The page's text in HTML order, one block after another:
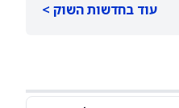
עוד בחדשות השוק >